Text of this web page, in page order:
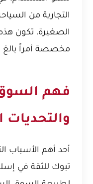
التجارية من
الصغيرة، تكون
مخصصة أمراً بالغ
فهم
والتحديات
أحد أهم الأسباب
تبوك للثقة في